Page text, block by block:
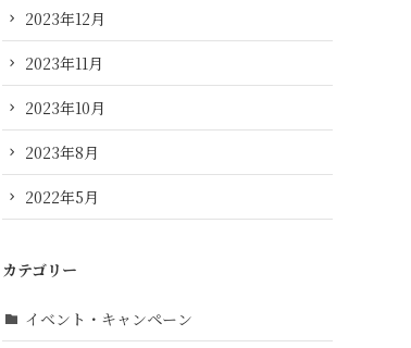
2023年12月
2023年11月
2023年10月
2023年8月
2022年5月
カテゴリー
イベント・キャンペーン